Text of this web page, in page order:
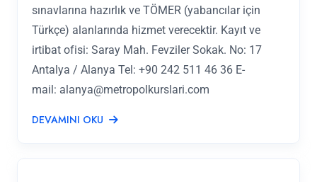
sınavlarına hazırlık ve TÖMER (yabancılar için
Türkçe) alanlarında hizmet verecektir. Kayıt ve
irtibat ofisi: Saray Mah. Fevziler Sokak. No: 17
Antalya / Alanya Tel: +90 242 511 46 36 E-
mail: alanya@metropolkurslari.com
DEVAMINI OKU